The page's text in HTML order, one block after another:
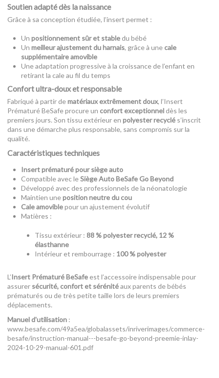
Soutien adapté dès la naissance
Grâce à sa conception étudiée, l’insert permet :
Un positionnement sûr et stabledu bébé
Un meilleur ajustement du harnais, grâce à une cale
supplémentaire amovible
Une adaptation progressive à la croissance de l’enfant en
retirant la cale au fil du temps
Confort ultra-doux et responsable
Fabriqué à partir dematériaux extrêmement doux, l’Insert
Prématuré BeSafe procure un confort exceptionneldès les
premiers jours. Son tissu extérieur en polyester recyclé s’inscrit
dans une démarche plus responsable, sans compromis sur la
qualité.
Caractéristiques techniques
Insert prématuré pour siège auto
Compatible avec leSiège Auto BeSafe Go Beyond
Développé avec des professionnels de la néonatologie
Maintien uneposition neutre du cou
Cale amoviblepour un ajustement évolutif
Matières :
Tissu extérieur : 88 % polyester recyclé, 12 %
élasthanne
Intérieur et rembourrage : 100 % polyester
L’Insert Prématuré BeSafe est l’accessoire indispensable pour
assurer sécurité, confort et sérénitéaux parents de bébés
prématurés ou de très petite taille lors de leurs premiers
déplacements.
Manuel d'utilisation :
www.besafe.com/49a5ea/globalassets/inriverimages/commerce-
besafe/instruction-manual---besafe-go-beyond-preemie-inlay-
2024-10-29-manual-601.pdf